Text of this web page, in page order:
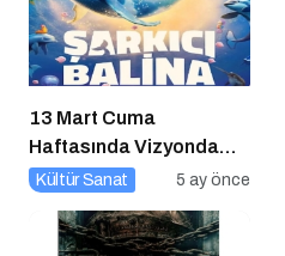
13 Mart Cuma
Haftasında Vizyonda
Hangi Filmler Var?
Kültür Sanat 5 ay önce